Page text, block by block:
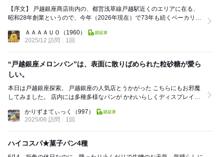
【序文】 戸越銀座商店街内の、都営浅草線戸越駅近くのエリアに在る、
昭和28年創業というので、今年（2026年現在）で73年も続くベーカリー
ＡＡＡＡＵＯ
（1960）
2025/12 訪問
1回
“戸越銀座メロンパン”は、表面に散りばめられた粒砂糖が愛ら
しい。
本日は戸越銀座探索。 戸越銀座の人気店とうかがった こちらにもお邪魔
してみました。 店内には多種多様なパンが かわいらしくディスプレイさ
かりずまてぃっく
（997）
2025/06 訪問
1回
ハイコスパ★菓子パン4種